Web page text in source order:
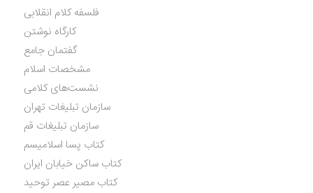
فلسفه کلام انقلابی
کارگاه نوشتن
گفتمان جامع
مشخصات اسلام
نشست‌های کلامی
سازمان تبلیغات تهران
سازمان تبلیغات قم
کتاب پسا اسلامیسم
کتاب ساکن خیابان ایران
کتاب مصیر عصر توحید